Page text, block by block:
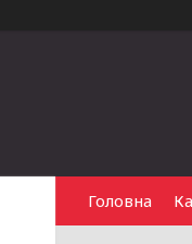
Головна